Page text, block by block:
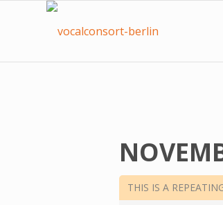
THIS IS A